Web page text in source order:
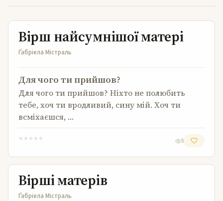
Вірш найсумнішої матері
Вірш найсумнішої матері
Ґабріела Містраль
Для чого ти прийшов?
Для чого ти прийшов? Ніхто не полюбить
тебе, хоч ти вродливий, сину мій. Хоч ти
всміхаєшся, …
★ ★ ★ ★ ★ 5
Вірші матерів
Вірші матерів
Ґабріела Містраль